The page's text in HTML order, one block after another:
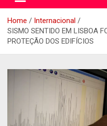
Home
Internacional
SISMO SENTIDO EM LISBOA
PROTEÇÃO DOS EDIFÍCIOS